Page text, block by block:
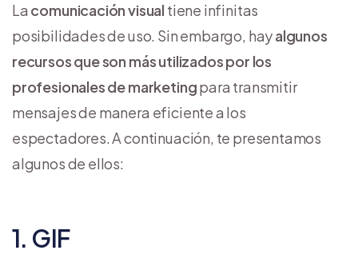
La comunicación visual tiene infinitas
posibilidades de uso. Sin embargo, hayalgunos
recursos que son más utilizados por los
profesionales de marketingpara transmitir
mensajes de manera eficiente a los
espectadores. A continuación, te presentamos
algunos de ellos:
1. GIF